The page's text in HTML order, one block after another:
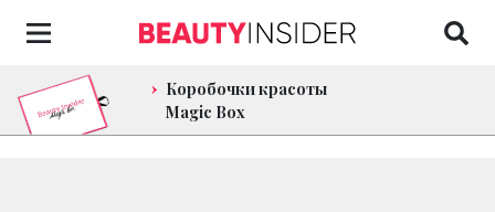
Коробочки красоты
Magic Box